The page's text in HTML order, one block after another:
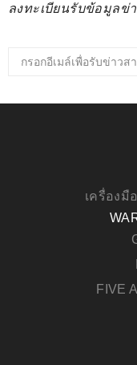
ลงทะเบียนรับข้อมูลข่
เครื่อง
FIVE